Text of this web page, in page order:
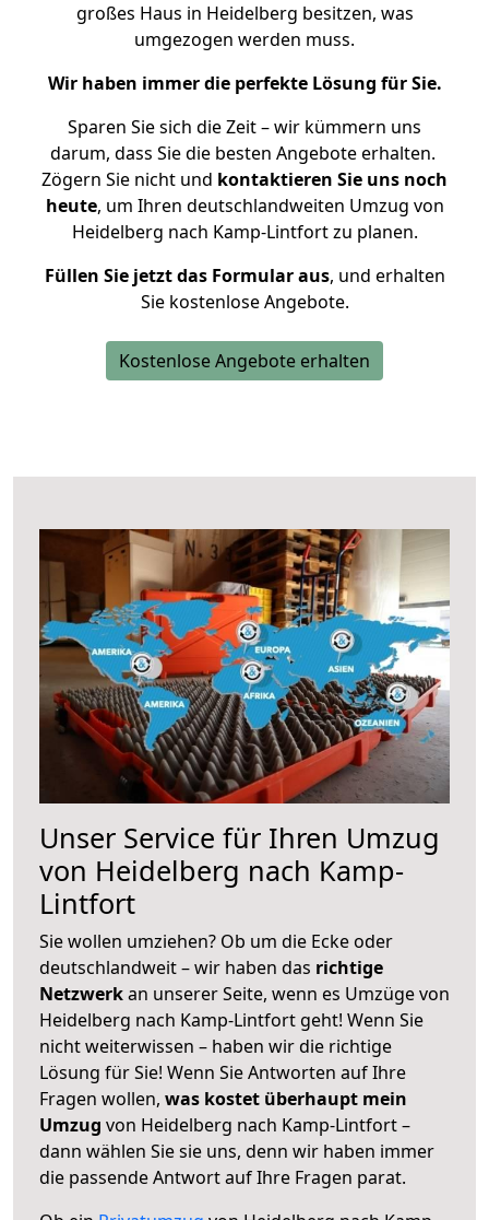
großes Haus in Heidelberg besitzen, was
umgezogen werden muss.
Wir haben immer die perfekte Lösung für Sie.
Sparen Sie sich die Zeit – wir kümmern uns
darum, dass Sie die besten Angebote erhalten.
Zögern Sie nicht und kontaktieren Sie uns noch
heute, um Ihren deutschlandweiten Umzug von
Heidelberg nach Kamp-Lintfort zu planen.
Füllen Sie jetzt das Formular aus, und erhalten
Sie kostenlose Angebote.
Kostenlose Angebote erhalten
Unser Service für Ihren Umzug
von Heidelberg nach Kamp-
Lintfort
Sie wollen umziehen? Ob um die Ecke oder
deutschlandweit – wir haben das richtige
Netzwerkan unserer Seite, wenn es Umzüge von
Heidelberg nach Kamp-Lintfort geht! Wenn Sie
nicht weiterwissen – haben wir die richtige
Lösung für Sie! Wenn Sie Antworten auf Ihre
Fragen wollen, was kostet überhaupt mein
Umzug von Heidelberg nach Kamp-Lintfort –
dann wählen Sie sie uns, denn wir haben immer
die passende Antwort auf Ihre Fragen parat.